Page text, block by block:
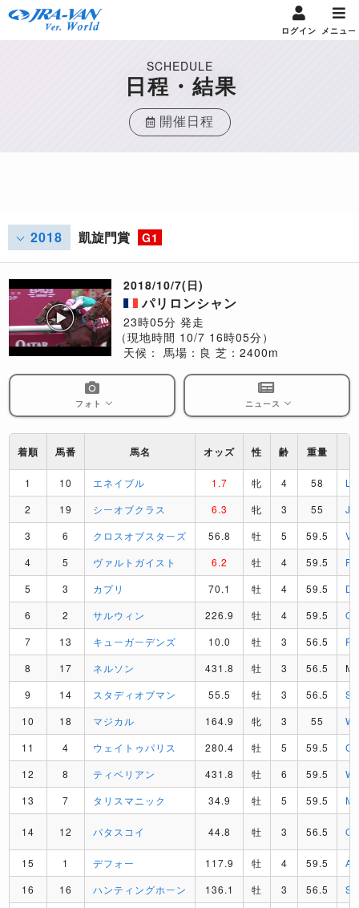
ログイン メニュー
SCHEDULE
日程・結果
開催日程
2018 凱旋門賞 G1
2018/10/7(日)
パリロンシャン
23時05分 発走
（現地時間 10/7 16時05分）
天候： 馬場：良 芝：2400m
フォト ニュース
着順 馬番 馬名 オッズ 性 齢 重量
1 10 エネイブル 1.7 牝 4 58
L
2
19 シーオブクラス 6.3 牝 3 55
J
3
6 クロスオブスターズ 56.8 牡 5 59.5
V
4
5 ヴァルトガイスト 6.2 牡 4 59.5
P
5
3 カプリ 70.1 牡 4 59.5
D
6
2 サルウィン 226.9 牡 4 59.5
O
7
13 キューガーデンズ 10.0 牡 3 56.5
R
8
17 ネルソン 431.8 牡 3 56.5
M
9
14 スタディオブマン 55.5 牡 3 56.5
S
10
18 マジカル 164.9 牝 3 55
W
11
4 ウェイトゥパリス 280.4 牡 5 59.5
G
12
8 ティベリアン 431.8 牡 6 59.5
W
13
7 タリスマニック 34.9 牡 5 59.5 M
14 12 パタスコイ 44.8 牡 3 56.5 O
15 1 デフォー 117.9 牡 4 59.5
A
16
16 ハンティングホーン 136.1 牡 3 56.5
S